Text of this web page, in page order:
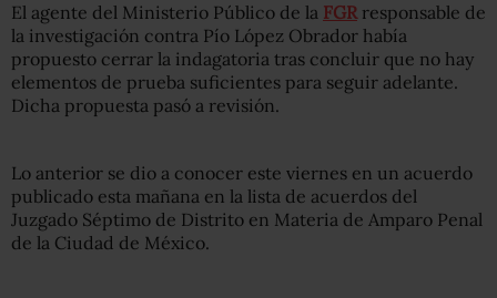
El agente del Ministerio Público de la FGRresponsable de
la investigación contra Pío López Obrador había
propuesto cerrar la indagatoria tras concluir que no hay
elementos de prueba suficientes para seguir adelante.
Dicha propuesta pasó a revisión.
Lo anterior se dio a conocer este viernes en un acuerdo
publicado esta mañana en la lista de acuerdos del
Juzgado Séptimo de Distrito en Materia de Amparo Penal
de la Ciudad de México.